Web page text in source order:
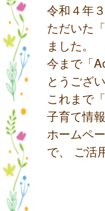
令和４年
ただいた
ました。
今まで「
とうござ
これまで
子育て情
ホームペ
で、 ご活